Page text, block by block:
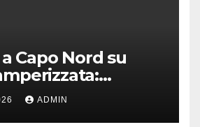
Capo Nord su
impresa di
ADMIN